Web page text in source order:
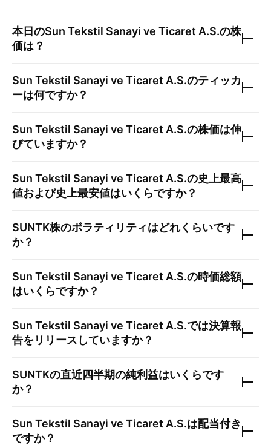
本日のSun Tekstil Sanayi ve Ticaret A.S.の株
価は？
Sun Tekstil Sanayi ve Ticaret A.S.のティッカ
ーは何ですか？
Sun Tekstil Sanayi ve Ticaret A.S.の株価は伸
びていますか？
Sun Tekstil Sanayi ve Ticaret A.S.の史上最高
値および史上最安値はいくらですか？
SUNTK株のボラティリティはどれくらいです
か？
Sun Tekstil Sanayi ve Ticaret A.S.の時価総額
はいくらですか？
Sun Tekstil Sanayi ve Ticaret A.S.では決算報
告をリリースしていますか？
SUNTKの直近四半期の純利益はいくらです
か？
Sun Tekstil Sanayi ve Ticaret A.S.は配当付き
ですか？